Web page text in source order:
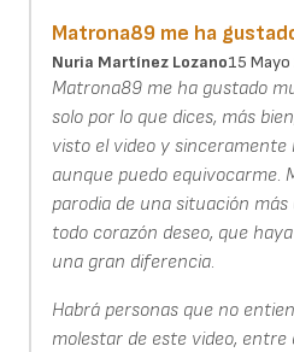
Matrona89 me ha
Nuria Martínez Lozano15
Matrona89 me ha gustado
solo por lo que dices, más
visto el video y
aunque puedo equivocarme.
parodia de una situación
todo corazón deseo, que
una gran diferencia.
Habrá personas que no
molestar de este video, entre